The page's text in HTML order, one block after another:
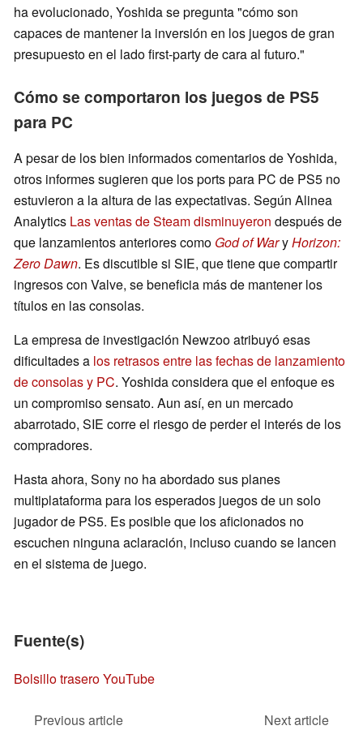
ha evolucionado, Yoshida se pregunta "cómo son
capaces de mantener la inversión en los juegos de gran
presupuesto en el lado first-party de cara al futuro."
Cómo se comportaron los juegos de PS5
para PC
A pesar de los bien informados comentarios de Yoshida,
otros informes sugieren que los ports para PC de PS5 no
estuvieron a la altura de las expectativas. Según Alinea
Analytics Las ventas de Steam disminuyeron después de
que lanzamientos anteriores como God of WaryHorizon:
Zero Dawn. Es discutible si SIE, que tiene que compartir
ingresos con Valve, se beneficia más de mantener los
títulos en las consolas.
La empresa de investigación Newzoo atribuyó esas
dificultades a los retrasos entre las fechas de lanzamiento
de consolas y PC. Yoshida considera que el enfoque es
un compromiso sensato. Aun así, en un mercado
abarrotado, SIE corre el riesgo de perder el interés de los
compradores.
Hasta ahora, Sony no ha abordado sus planes
multiplataforma para los esperados juegos de un solo
jugador de PS5. Es posible que los aficionados no
escuchen ninguna aclaración, incluso cuando se lancen
en el sistema de juego.
Fuente(s)
Bolsillo trasero YouTube
Previous article
Next article